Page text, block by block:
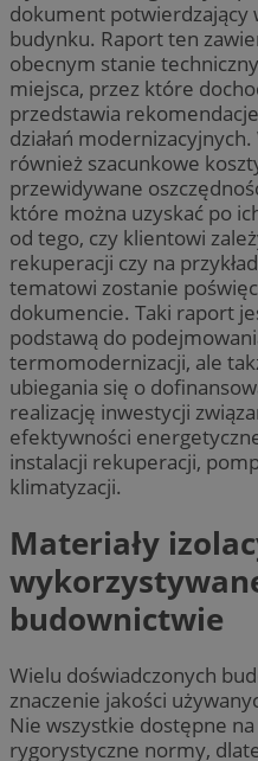
dokument potwierdzający
budynku. Raport ten
obecnym stanie
miejsca, przez które
przedstawia
działań
również szacunkowe
przewidywane
które można uzyskać po
od tego, czy klientowi
rekuperacji czy na
tematowi zostanie
dokumencie. Taki raport
podstawą do
termomodernizacji, ale
ubiegania się o
realizację inwestycji
efektywności
instalacji rekuperacji,
klimatyzacji.
Materiały
budownictwie
Wielu doświadczonych
znaczenie jakości
Nie wszystkie dostępne
rygorystyczne normy,